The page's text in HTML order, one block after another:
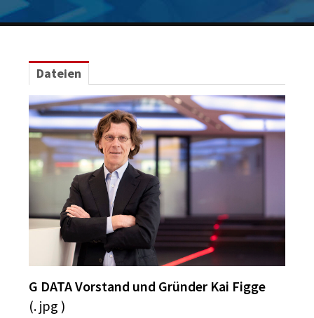
Logos
IT-Security
G DATA Campus
Kontakt
Dateien
G DATA Vorstand und Gründer Kai Figge
(. jpg )